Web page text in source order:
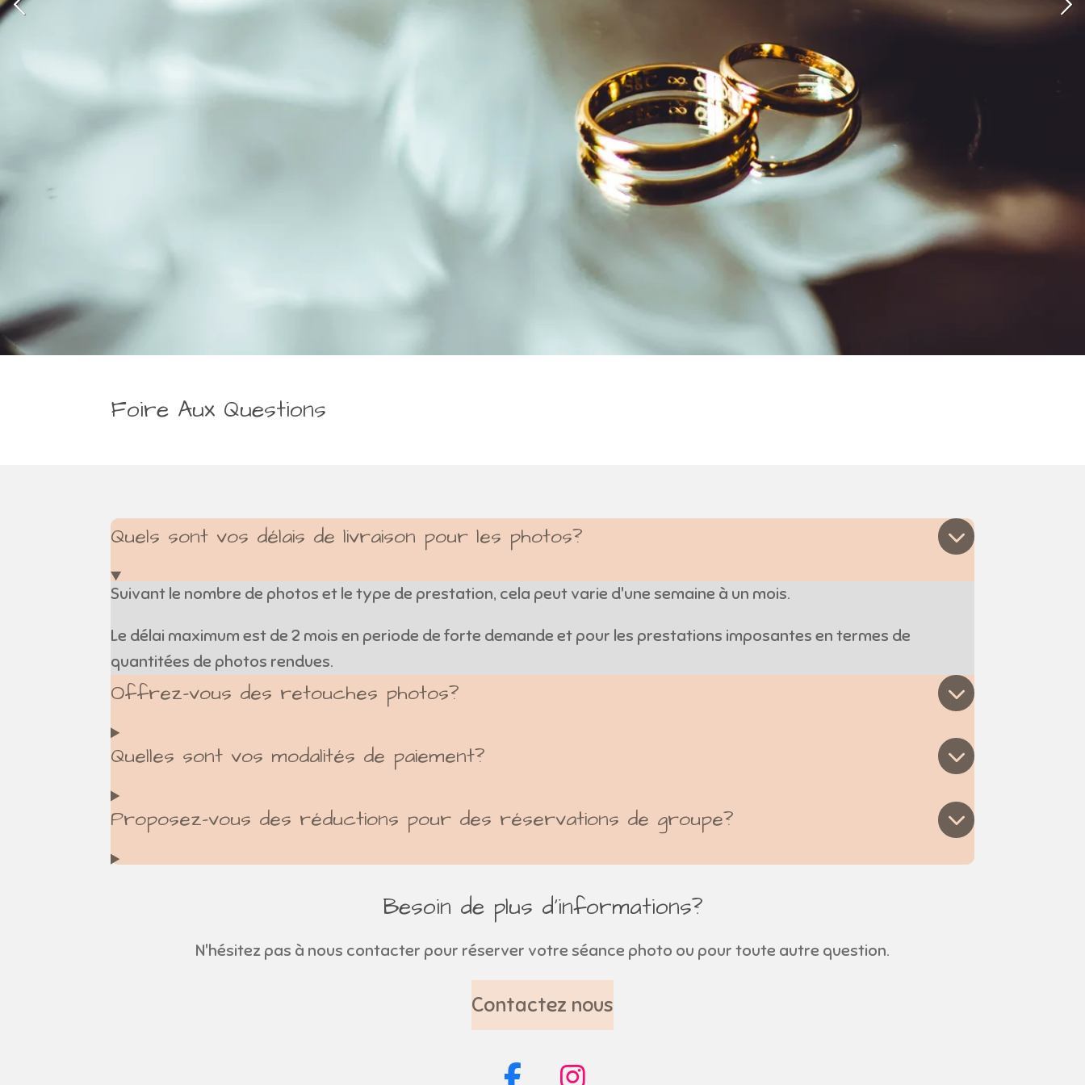
Foire Aux Questions
Quels sont vos délais de livraison pour les photos?
Suivant le nombre de photos et le type de prestation, cela peut varie d'une semaine à un mois.
Le délai maximum est de 2 mois en periode de forte demande et pour les prestations imposantes en termes de
quantitées de photos rendues.
Offrez-vous des retouches photos?
Quelles sont vos modalités de paiement?
Proposez-vous des réductions pour des réservations de groupe?
Besoin de plus d'informations?
N'hésitez pas à nous contacter pour réserver votre séance photo ou pour toute autre question.
Contactez nous